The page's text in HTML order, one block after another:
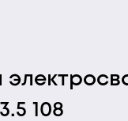
108